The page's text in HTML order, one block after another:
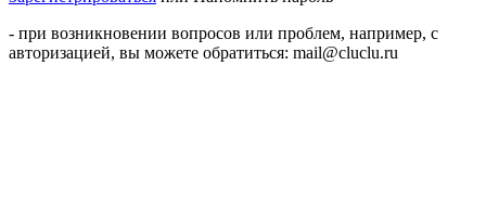
- при возникновении вопросов или проблем, например, с
авторизацией, вы можете обратиться: mail@cluclu.ru